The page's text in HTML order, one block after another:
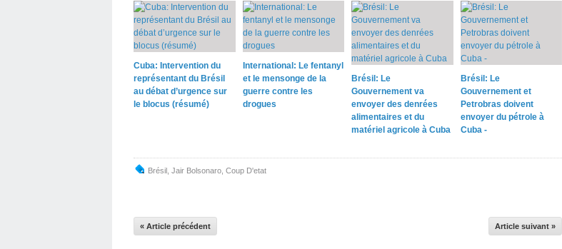
Cuba: Intervention du
représentant du Brésil
au débat d’urgence sur
le blocus (résumé)
International: Le fentanyl
et le mensonge de la
guerre contre les
drogues
Brésil: Le
Gouvernement va
envoyer des denrées
alimentaires et du
matériel agricole à Cuba
Brésil: Le
Gouvernement et
Petrobras doivent
envoyer du pétrole à
Cuba -
Brésil Jair Bolsonaro Coup D'etat
« Article précédent Article suivant »